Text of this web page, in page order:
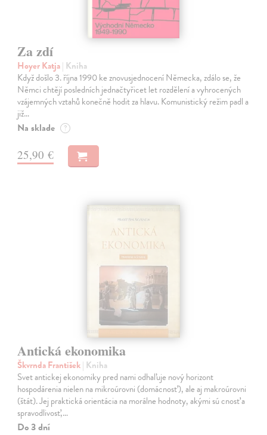
Za zdí
Hoyer Katja| Kniha
Když došlo 3. října 1990 ke znovusjednocení Německa, zdálo se, že
Němci chtějí posledních jednačtyřicet let rozdělení a vyhrocených
vzájemných vztahů konečně hodit za hlavu. Komunistický režim padl a
již…
Na sklade ?
25,90 €
Antická ekonomika
Škvrnda František| Kniha
Svet antickej ekonomiky pred nami odhaľuje nový horizont
hospodárenia nielen na mikroúrovni (domácnosť), ale aj makroúrovni
(štát). Jej praktická orientácia na morálne hodnoty, akými sú cnosť a
spravodlivosť,…
Do 3 dní